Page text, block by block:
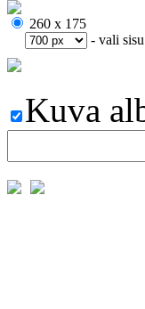
260 x 175
- vali
Kuva